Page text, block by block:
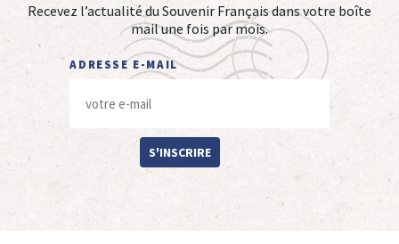
Recevez l’actualité du Souvenir Français dans votre boîte
mail une fois par mois.
ADRESSE E-MAIL
S'INSCRIRE